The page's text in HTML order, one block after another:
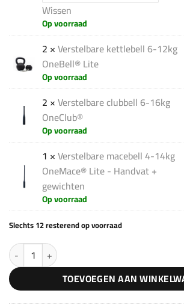
Wissen
Op voorraad
2 ×Verstelbare kettlebell 6-12kg
OneBell® Lite
Op voorraad
2 ×Verstelbare clubbell 6-16kg
OneClub®
Op voorraad
1 ×Verstelbare macebell 4-14kg
OneMace® Lite - Handvat +
gewichten
Op voorraad
Slechts 12 resterend op voorraad
Strong Pack V3 aantal
TOEVOEGEN AAN